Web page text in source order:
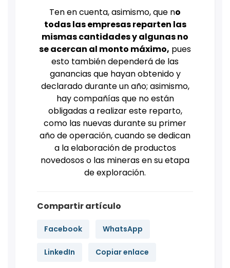
Ten en cuenta, asimismo, que no
todas las empresas reparten las
mismas cantidades y algunas no
se acercan al monto máximo, pues
esto también dependerá de las
ganancias que hayan obtenido y
declarado durante un año; asimismo,
hay compañías que no están
obligadas a realizar este reparto,
como las nuevas durante su primer
año de operación, cuando se dedican
a la elaboración de productos
novedosos o las mineras en su etapa
de exploración.
Compartir artículo
Facebook WhatsApp
LinkedIn Copiar enlace